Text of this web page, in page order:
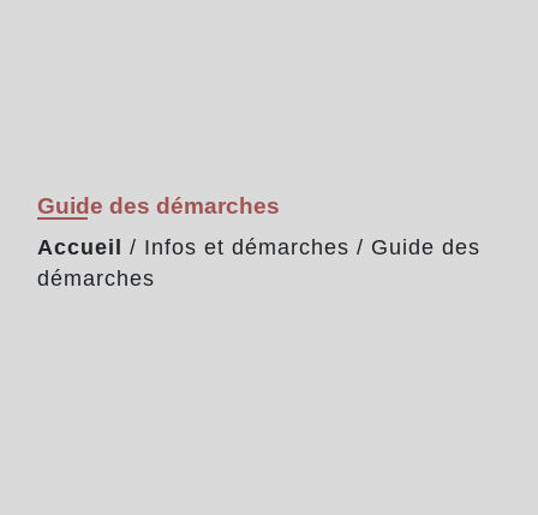
Guide des démarches
Accueil / Infos et démarches / Guide des
démarches